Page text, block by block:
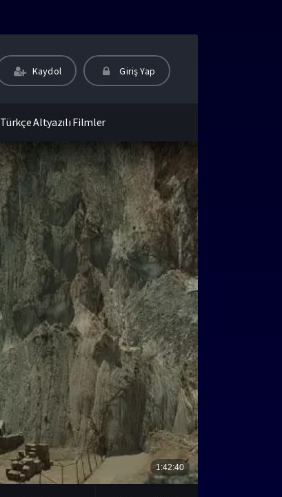
Kaydol Giriş Yap
Türkçe Altyazılı Filmler